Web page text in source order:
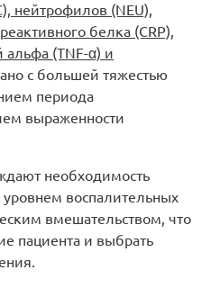
нейтрофилов (NEU),
белка (CRP),
альфа (TNF-α) и
с большей тяжестью
периода
выраженности
необходимость
уровнем воспалительных
вмешательством, что
пациента и выбрать